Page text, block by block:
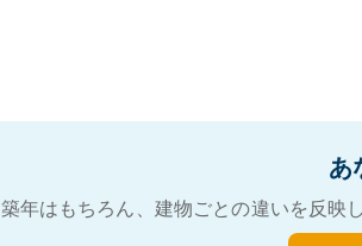
あ
築年はもちろん、建物ごとの違いを反映